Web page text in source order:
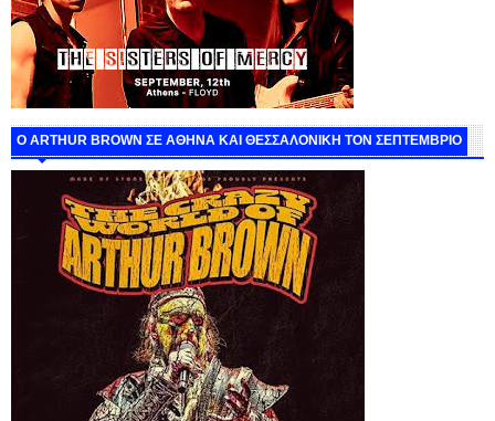
O ARTHUR BROWN ΣΕ ΑΘΗΝΑ ΚΑΙ ΘΕΣΣΑΛΟΝΙΚΗ ΤΟΝ ΣΕΠΤΕΜΒΡΙΟ